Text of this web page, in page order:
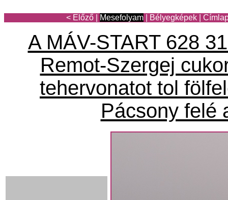
< Előző Mesefolyam Bélyegképek
A MÁV-START 628
Remot-Szergej
tehervonatot tol
Pácsony felé